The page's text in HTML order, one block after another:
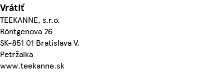
Vrátiť
TEEKANNE, s.r.o.
Röntgenova 26
SK-851 01 Bratislava V.
Petržalka
www.teekanne.sk